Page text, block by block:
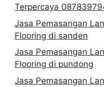
Terpercaya
Jasa Pemasangan
Flooring di sanden
Jasa Pemasangan
Flooring di pundong
Jasa Pemasangan